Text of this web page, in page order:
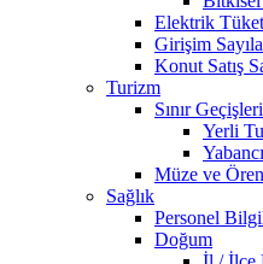
Elektrik
Girişim
Konut Satış
Turizm
Sınır Geçişleri
Yerli
Müze ve
Sağlık
Personel
Doğum